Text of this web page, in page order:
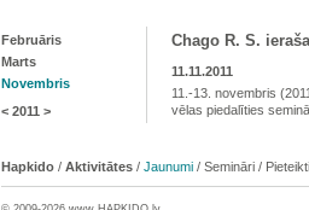
Februāris
Marts
Novembris
Chago R. S.
11.11.2011
11.-13. novembris
vēlas piedalīties
< 2011 >
Hapkido / Aktivitātes / Jaunumi / Semināri /